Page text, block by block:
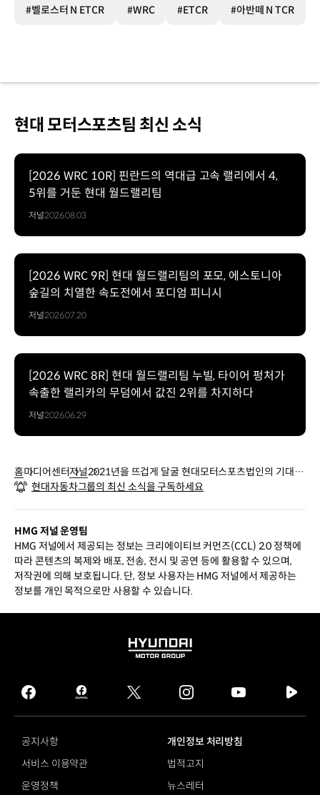
#벨로스터 N ETCR #WRC #ETCR #아반떼 N TCR
현대 모터스포츠팀 최신 소식
[2026 WRC 10R] 핀란드의 역대급 고속 랠리에서 4,
5위를 거둔 현대 월드랠리팀
저널2026.08.03
[2026 WRC 9R] 현대 월드랠리팀의 포모, 에스토니아
숲길의 치열한 속도전에서 포디엄 피니시
저널2026.07.20
[2026 WRC 8R] 현대 월드랠리팀 누빌, 타이어 펑처가
속출한 랠리카의 무덤에서 값진 2위를 차지하다
저널2026.06.29
홈미디어센터저널2021년을 뜨겁게 달굴 현대모터스포츠법인의 기대주
들
현대자동차그룹의 최신 소식을 구독하세요
HMG 저널 운영팀
HMG 저널에서 제공되는 정보는 크리에이티브 커먼즈(CCL) 2.0 정책에
따라 콘텐츠의 복제와 배포, 전송, 전시 및 공연 등에 활용할 수 있으며,
저작권에 의해 보호됩니다. 단, 정보 사용자는 HMG 저널에서 제공하는
정보를 개인 목적으로만 사용할 수 있습니다.
HYUNDAI
GROUP
facebook
hmg
journal
twitter instagram
tv
공지사항
개인정보 처리방침
서비스 이용약관
법적고지
운영정책
뉴스레터